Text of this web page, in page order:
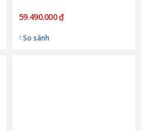
59.490.000 ₫
So sánh